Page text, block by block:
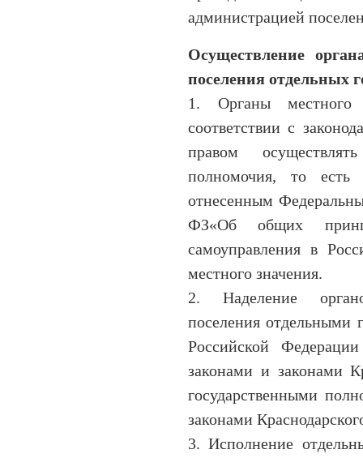
администрацией
Осуществление
поселения отдельных
1. Органы местного
соответствии с
правом
полномочия, то
отнесенным
ФЗ«Об общих
самоуправления в
местного значения.
2. Наделение
поселения отдельными
Российской
законами и законами
государственными
законами
3. Исполнение